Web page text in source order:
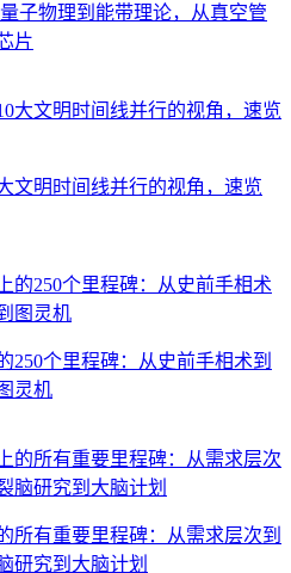
子物理到能带理论，从真空管
片
文明时间线并行的视角，速览
250个里程碑：从史前手相术到
灵机
所有重要里程碑：从需求层次到
研究到大脑计划